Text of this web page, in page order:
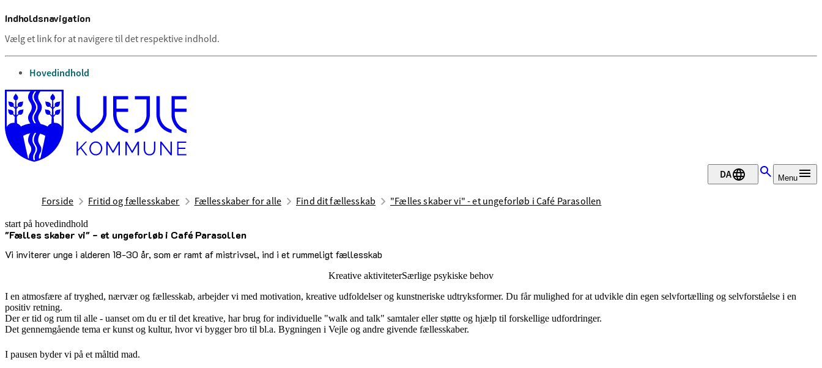
Indholdsnavigation
Vælg et link for at navigere til det respektive indhold.
gå til
Hovedindhold
DA Menu
Forside Fritid og fællesskaber Fællesskaber for alle Find dit fællesskab "Fælles skaber vi" - et ungeforløb i Café Parasollen
start på hovedindhold
"Fælles skaber vi" - et ungeforløb i Café Parasollen
Vi inviterer unge i alderen 18-30 år, som er ramt af mistrivsel, ind i et rummeligt fællesskab
senest opdateret 12. maj 2026
Kreative aktiviteterSærlige psykiske behov
I en atmosfære af tryghed, nærvær og fællesskab, arbejder vi med motivation, kreative udfoldelser og kunstneriske udtryksformer. Du får mulighed for at udvikle din egen selvfortælling og selvforståelse i en
positiv retning.
Der er tid og rum til alle - uanset om du er til det kreative, har brug for individuelle "walk and talk" samtaler eller støtte og hjælp til forskellige udfordringer.
Det gennemgående tema er kunst og kultur, hvor vi bygger bro til bl.a. Bygningen i Vejle og andre givende fællesskaber.
I pausen byder vi på et måltid mad.